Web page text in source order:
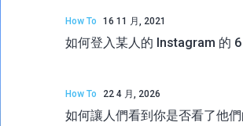
How To 16 11 月, 2021
如何登入某人的 Instagram 的
How To 22 4 月, 2026
如何讓人們看到你是否看了他